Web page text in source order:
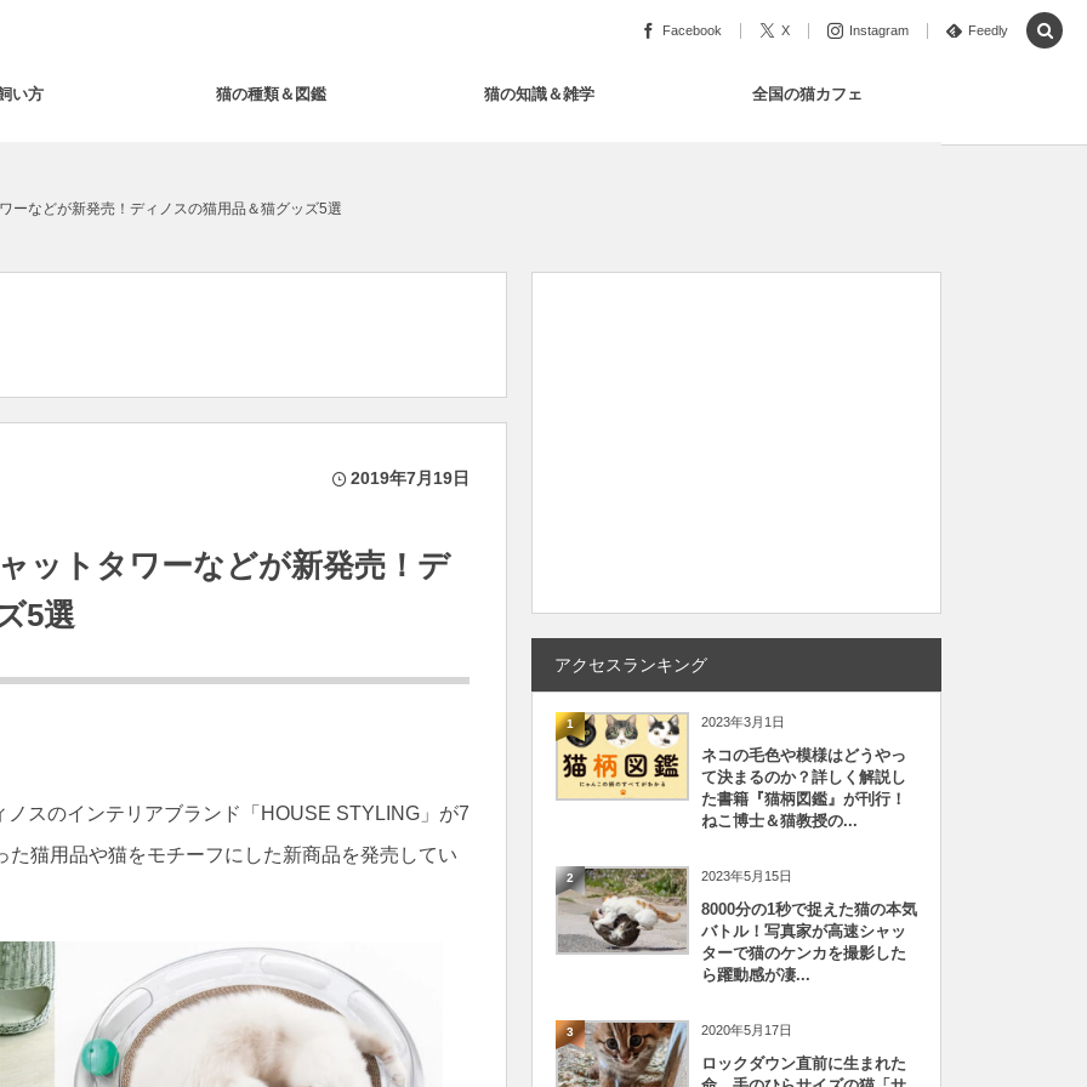
Facebook X Instagram Feedly
い方 猫の種類＆図鑑 猫の知識＆雑学 全国の猫カフェ
ーなどが新発売！ディノスの猫用品＆猫グッズ5選
2019年7月19日
ットタワーなどが新発売！デ
5選
スのインテリアブランド「HOUSE STYLING」が7
猫用品や猫をモチーフにした新商品を発売してい
アクセスランキング
1 2023年3月1日
ネコの毛色や模様はどうやっ
て決まるのか？詳しく解説し
た書籍『猫柄図鑑』が刊行！
ねこ博士＆猫教授の...
2 2023年5月15日
8000分の1秒で捉えた猫の本気
バトル！写真家が高速シャッ
ターで猫のケンカを撮影した
ら躍動感が凄...
3 2020年5月17日
ロックダウン直前に生まれた